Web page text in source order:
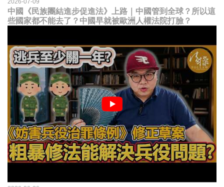
2026-07-09
中國《民族團結進步促進法》上路｜中國管到全球？所以這
些國家都不能去了？中國早就被歐洲人權法院打臉？